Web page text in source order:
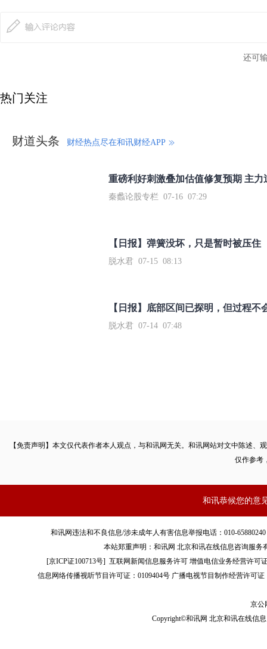
还可
热门关注
财道头条 财经热点尽在和讯财经APP
秦蠡论股专栏 07-16 07:29
【日报】弹簧没坏，只是暂时被压住
脱水君 07-15 08:13
【日报】底部区间已探明，但过程不
脱水君 07-14 07:48
【免责声明】本文仅代表作者本人观点，与和讯网无关。和讯网站对文中陈述
仅作参考
和讯恭候您的意
和讯网违法和不良信息/涉未成年人有害信息举报电话：010-
本站郑重声明：和讯网 北京和讯在线信息咨询服
[京ICP证100713号]互联网新闻信息服务许可 增值电信业务经营许可
信息网络传播视听节目许可证：0109404号 广播电视节目制作经营许可证
京公
Copyright©和讯网 北京和讯在线信